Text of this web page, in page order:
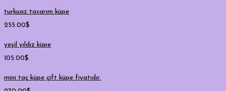
turkuaz tasarım küpe
255.00$
yeşil yıldız küpe
105.00$
mini taç küpe çift küpe fiyatıdır.